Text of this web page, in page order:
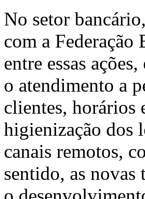
No setor
com a Federação
entre essas
o atendimento a
clientes, horários
higienização dos
canais remotos,
sentido, as